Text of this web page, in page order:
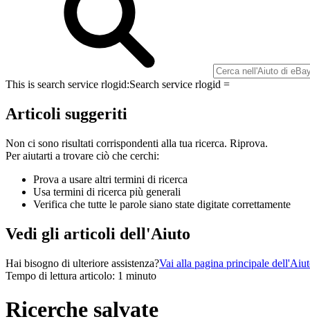
This is search service rlogid:Search service rlogid =
Articoli suggeriti
Non ci sono risultati corrispondenti alla tua ricerca. Riprova.
Per aiutarti a trovare ciò che cerchi:
Prova a usare altri termini di ricerca
Usa termini di ricerca più generali
Verifica che tutte le parole siano state digitate correttamente
Vedi gli articoli dell'Aiuto
Hai bisogno di ulteriore assistenza?Vai alla pagina principale
Tempo di lettura articolo: 1 minuto
Ricerche salvate